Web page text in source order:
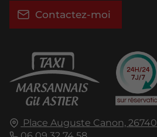
Place Auguste Canon,26740
Contactez-moi